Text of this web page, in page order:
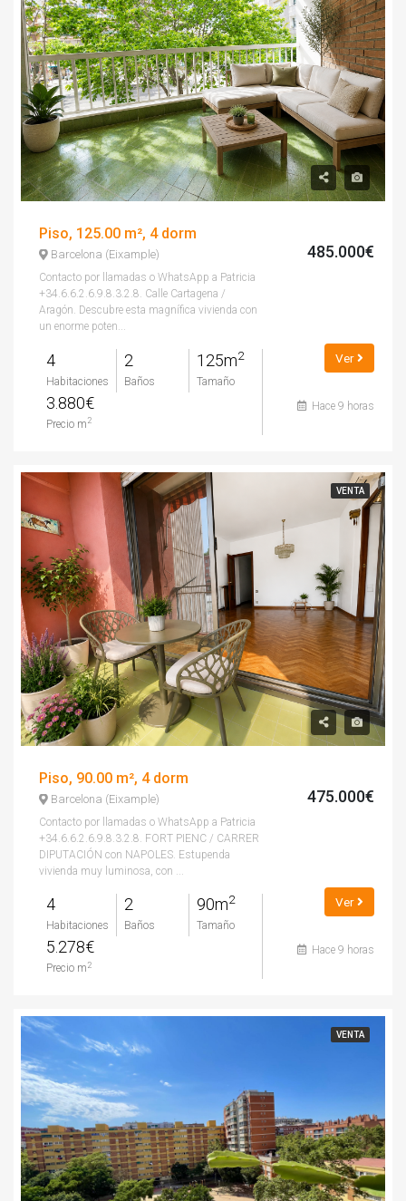
Piso, 125.00 m², 4 dorm
Barcelona (Eixample)
Contacto por llamadas o WhatsApp a Patricia
+34.6.6.2.6.9.8.3.2.8. Calle Cartagena /
Aragón. Descubre esta magnífica vivienda con
un enorme poten...
4
Habitaciones
2
Baños
125m2
Tamaño
3.880€
Precio m 2
485.000€
Ver
Hace 9 horas
VENTA
Piso, 90.00 m², 4 dorm
Barcelona (Eixample)
Contacto por llamadas o WhatsApp a Patricia
+34.6.6.2.6.9.8.3.2.8. FORT PIENC / CARRER
DIPUTACIÓN con NAPOLES. Estupenda
vivienda muy luminosa, con ...
4
Habitaciones
2
Baños
90m2
Tamaño
5.278€
Precio m 2
475.000€
Ver
Hace 9 horas
VENTA